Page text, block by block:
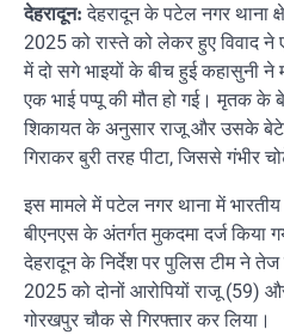
देहरादून: देहरादून के पटेल नगर थाना
2025 को रास्ते को लेकर हुए विवाद
में दो सगे भाइयों के बीच हुई कहासुनी ने
एक भाई पप्पू की मौत हो गई। मृतक के
शिकायत के अनुसार राजू और उसके बेटे
गिराकर बुरी तरह पीटा, जिससे गंभीर
इस मामले में पटेल नगर थाना में भारतीय
बीएनएस के अंतर्गत मुकदमा दर्ज किया
देहरादून के निर्देश पर पुलिस टीम ने
2025 को दोनों आरोपियों राजू (59)
गोरखपुर चौक से गिरफ्तार कर लिया।